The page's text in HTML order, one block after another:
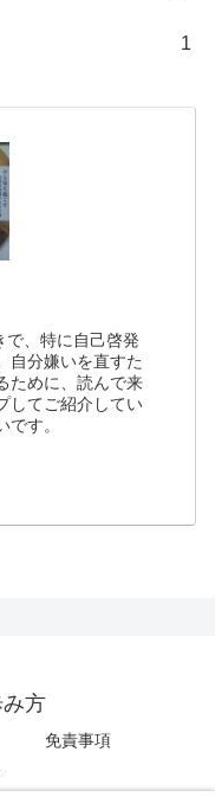
1
で、特に自己啓発
自分嫌いを直すた
ために、読んで来
してご紹介してい
す。
方
免責事項